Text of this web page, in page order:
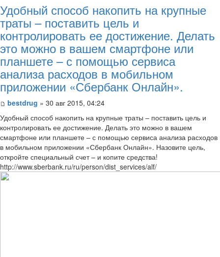
Удобный способ накопить на крупные
траты – поставить цель и
контролировать ее достижение. Делать
это можно в вашем смартфоне или
планшете – с помощью сервиса
анализа расходов в мобильном
приложении «Сбербанк Онлайн».
bestdrug » 30 авг 2015, 04:24
Удобный способ накопить на крупные траты – поставить цель и
контролировать ее достижение. Делать это можно в вашем
смартфоне или планшете – с помощью сервиса анализа расходов
в мобильном приложении «Сбербанк Онлайн». Назовите цель,
откройте специальный счет – и копите средства!
http://www.sberbank.ru/ru/person/dist_services/alf/